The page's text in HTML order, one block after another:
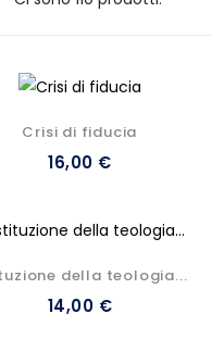
Crisi di fiducia
16,00 €
della teologia...
14,00 €